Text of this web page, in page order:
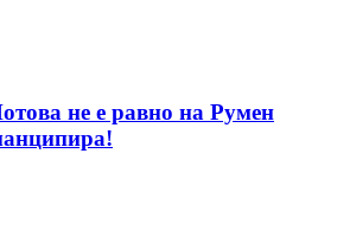
не е равно на Румен